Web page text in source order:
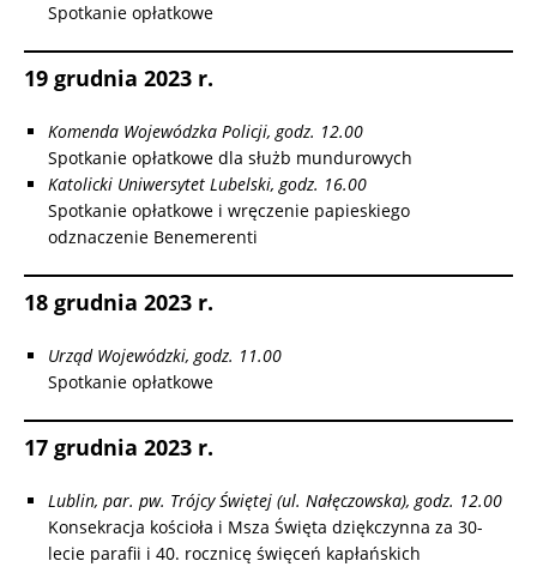
Spotkanie opłatkowe
19 grudnia 2023 r.
Komenda Wojewódzka Policji, godz. 12.00
Spotkanie opłatkowe dla służb mundurowych
Katolicki Uniwersytet Lubelski, godz. 16.00
Spotkanie opłatkowe i wręczenie papieskiego
odznaczenie Benemerenti
18 grudnia 2023 r.
Urząd Wojewódzki, godz. 11.00
Spotkanie opłatkowe
17 grudnia 2023 r.
Lublin, par. pw. Trójcy Świętej (ul. Nałęczowska), godz. 12.00
Konsekracja kościoła i Msza Święta dziękczynna za 30-
lecie parafii i 40. rocznicę święceń kapłańskich